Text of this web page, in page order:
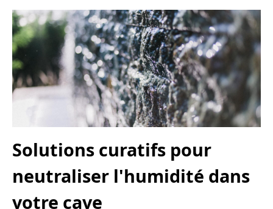
Solutions curatifs pour
neutraliser l'humidité dans
votre cave